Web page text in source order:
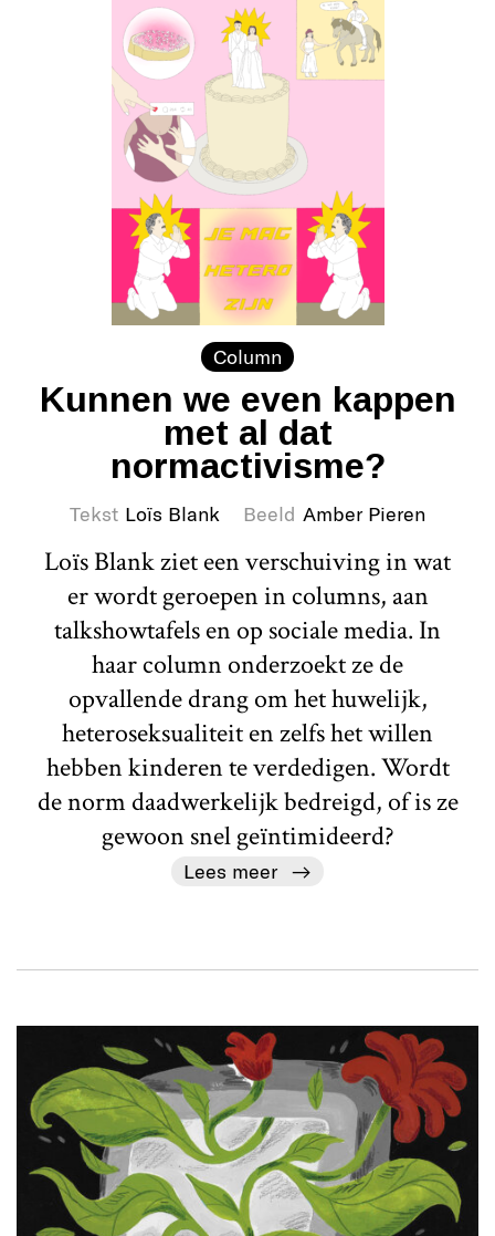
Column
Kunnen we even kappen
met al dat
normactivisme?
Tekst Loïs Blank Beeld Amber Pieren
Loïs Blank ziet een verschuiving in wat
er wordt geroepen in columns, aan
talkshowtafels en op sociale media. In
haar column onderzoekt ze de
opvallende drang om het huwelijk,
heteroseksualiteit en zelfs het willen
hebben kinderen te verdedigen. Wordt
de norm daadwerkelijk bedreigd, of is ze
gewoon snel geïntimideerd?
Lees meer